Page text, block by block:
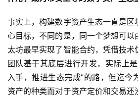
事实上，构建数字资产生态一直是
心目标，不同的是，同一个梦想可以
太坊最早实现了智能合约，凭借技
团队基于其底层进行开发，实际上
入手，推进生态完成”的路，但迄今
资产的种类而对于资产定价和交易还